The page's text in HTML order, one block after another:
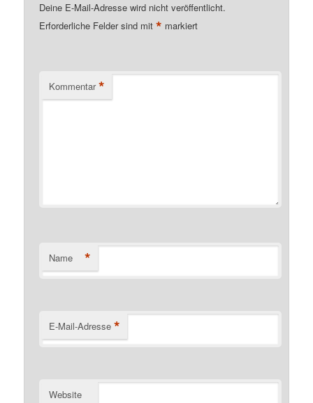
Deine E-Mail-Adresse wird nicht veröffentlicht.
Erforderliche Felder sind mit* markiert
Kommentar *
Name *
E-Mail-Adresse *
Website